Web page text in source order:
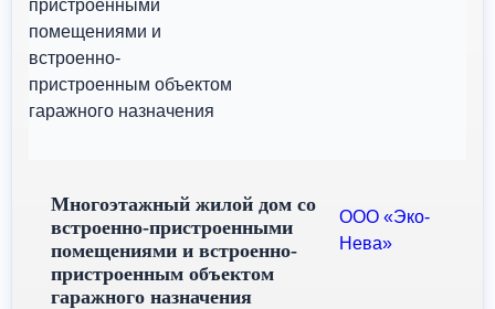
Многоэтажный жилой дом со
встроенно-пристроенными
помещениями и встроенно-
пристроенным объектом
гаражного назначения
ООО «Эко-
Нева»